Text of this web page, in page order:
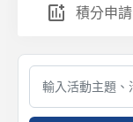
add_chart 積分申請